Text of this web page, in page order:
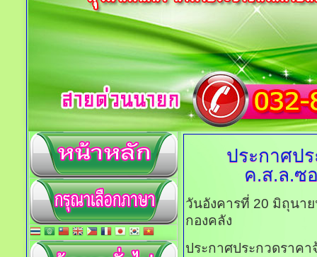
ประกาศป
ค.ส.ล.ซ
วันอังคารที่ 20 มิถุนา
กองคลัง
ประกาศประกวดราค